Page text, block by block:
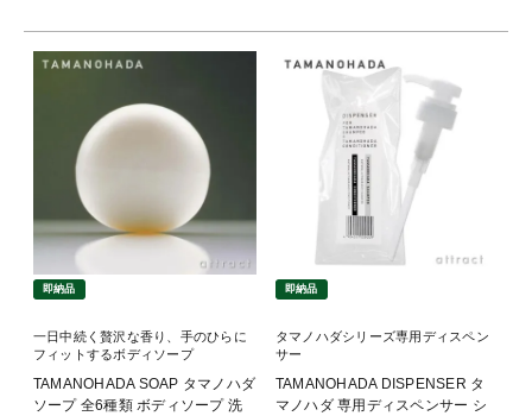
即納品
一日中続く贅沢な香り、手のひらに
フィットするボディソープ
TAMANOHADA SOAP タマノハダ
ソープ 全6種類 ボディソープ 洗
即納品
タマノハダシリーズ専用ディスペン
サー
TAMANOHADA DISPENSER タ
マノハダ 専用ディスペンサー シ